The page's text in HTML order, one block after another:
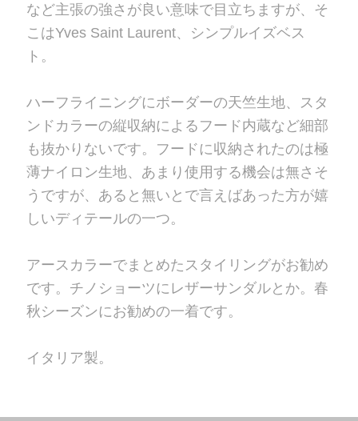
など主張の強さが良い意味で目立ちますが、そ
こはYves Saint Laurent、シンプルイズベス
ト。
ハーフライニングにボーダーの天竺生地、スタ
ンドカラーの縦収納によるフード内蔵など細部
も抜かりないです。フードに収納されたのは極
薄ナイロン生地、あまり使用する機会は無さそ
うですが、あると無いとで言えばあった方が嬉
しいディテールの一つ。
アースカラーでまとめたスタイリングがお勧め
です。チノショーツにレザーサンダルとか。春
秋シーズンにお勧めの一着です。
イタリア製。